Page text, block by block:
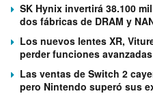
SK Hynix invertirá 38.100
dos fábricas de DRAM y
Los nuevos lentes XR,
perder funciones avanzadas
Las ventas de Switch 2
pero Nintendo superó sus